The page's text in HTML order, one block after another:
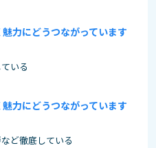
力にどうつながっています
いる
力にどうつながっています
ど徹底している